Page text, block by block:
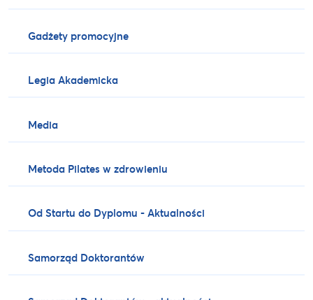
Gadżety promocyjne
Legia Akademicka
Media
Metoda Pilates w zdrowieniu
Od Startu do Dyplomu - Aktualności
Samorząd Doktorantów